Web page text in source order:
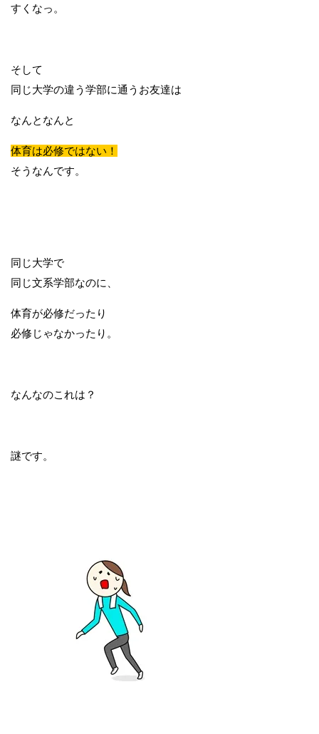
すくなっ。
そして
同じ大学の違う学部に通うお友達は
なんとなんと
体育は必修ではない！
そうなんです。
同じ大学で
同じ文系学部なのに、
体育が必修だったり
必修じゃなかったり。
なんなのこれは？
謎です。